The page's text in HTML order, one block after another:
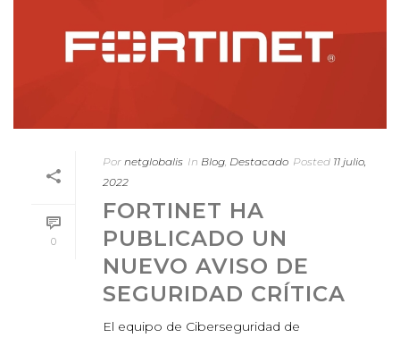
0
Por netglobalis In Blog, Destacado Posted 11 julio,
2022
FORTINET HA
PUBLICADO UN
NUEVO AVISO DE
SEGURIDAD CRÍTICA
El equipo de Ciberseguridad de